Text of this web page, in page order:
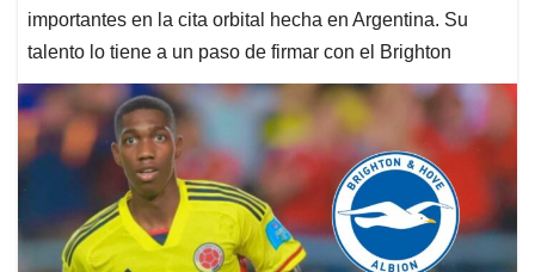
importantes en la cita orbital hecha en Argentina. Su
talento lo tiene a un paso de firmar con el Brighton